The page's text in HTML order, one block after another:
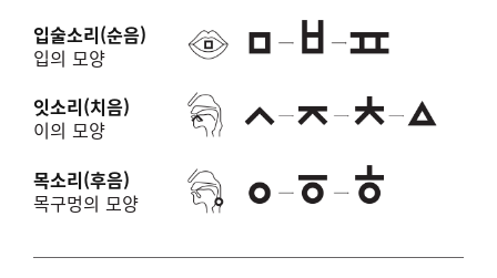
입술소리(순음)
입의 모양
잇소리(치음)
이의 모양
목소리(후음)
목구멍의 모양